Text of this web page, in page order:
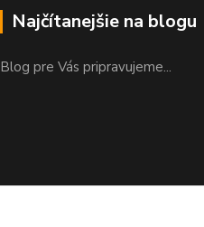
Najčítanejšie na blogu
Blog pre Vás pripravujeme...